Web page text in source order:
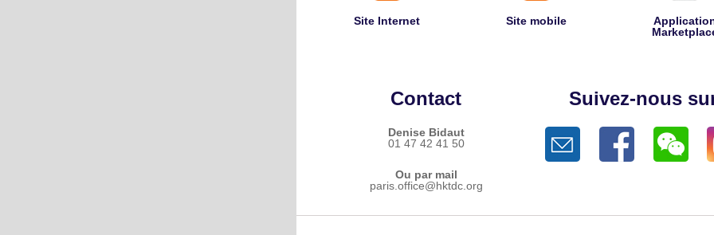
Site Internet Site mobile
Contact
Denise Bidaut
01 47 42 41 50
Ou par mail
paris.office@hktdc.org
Suivez-nous